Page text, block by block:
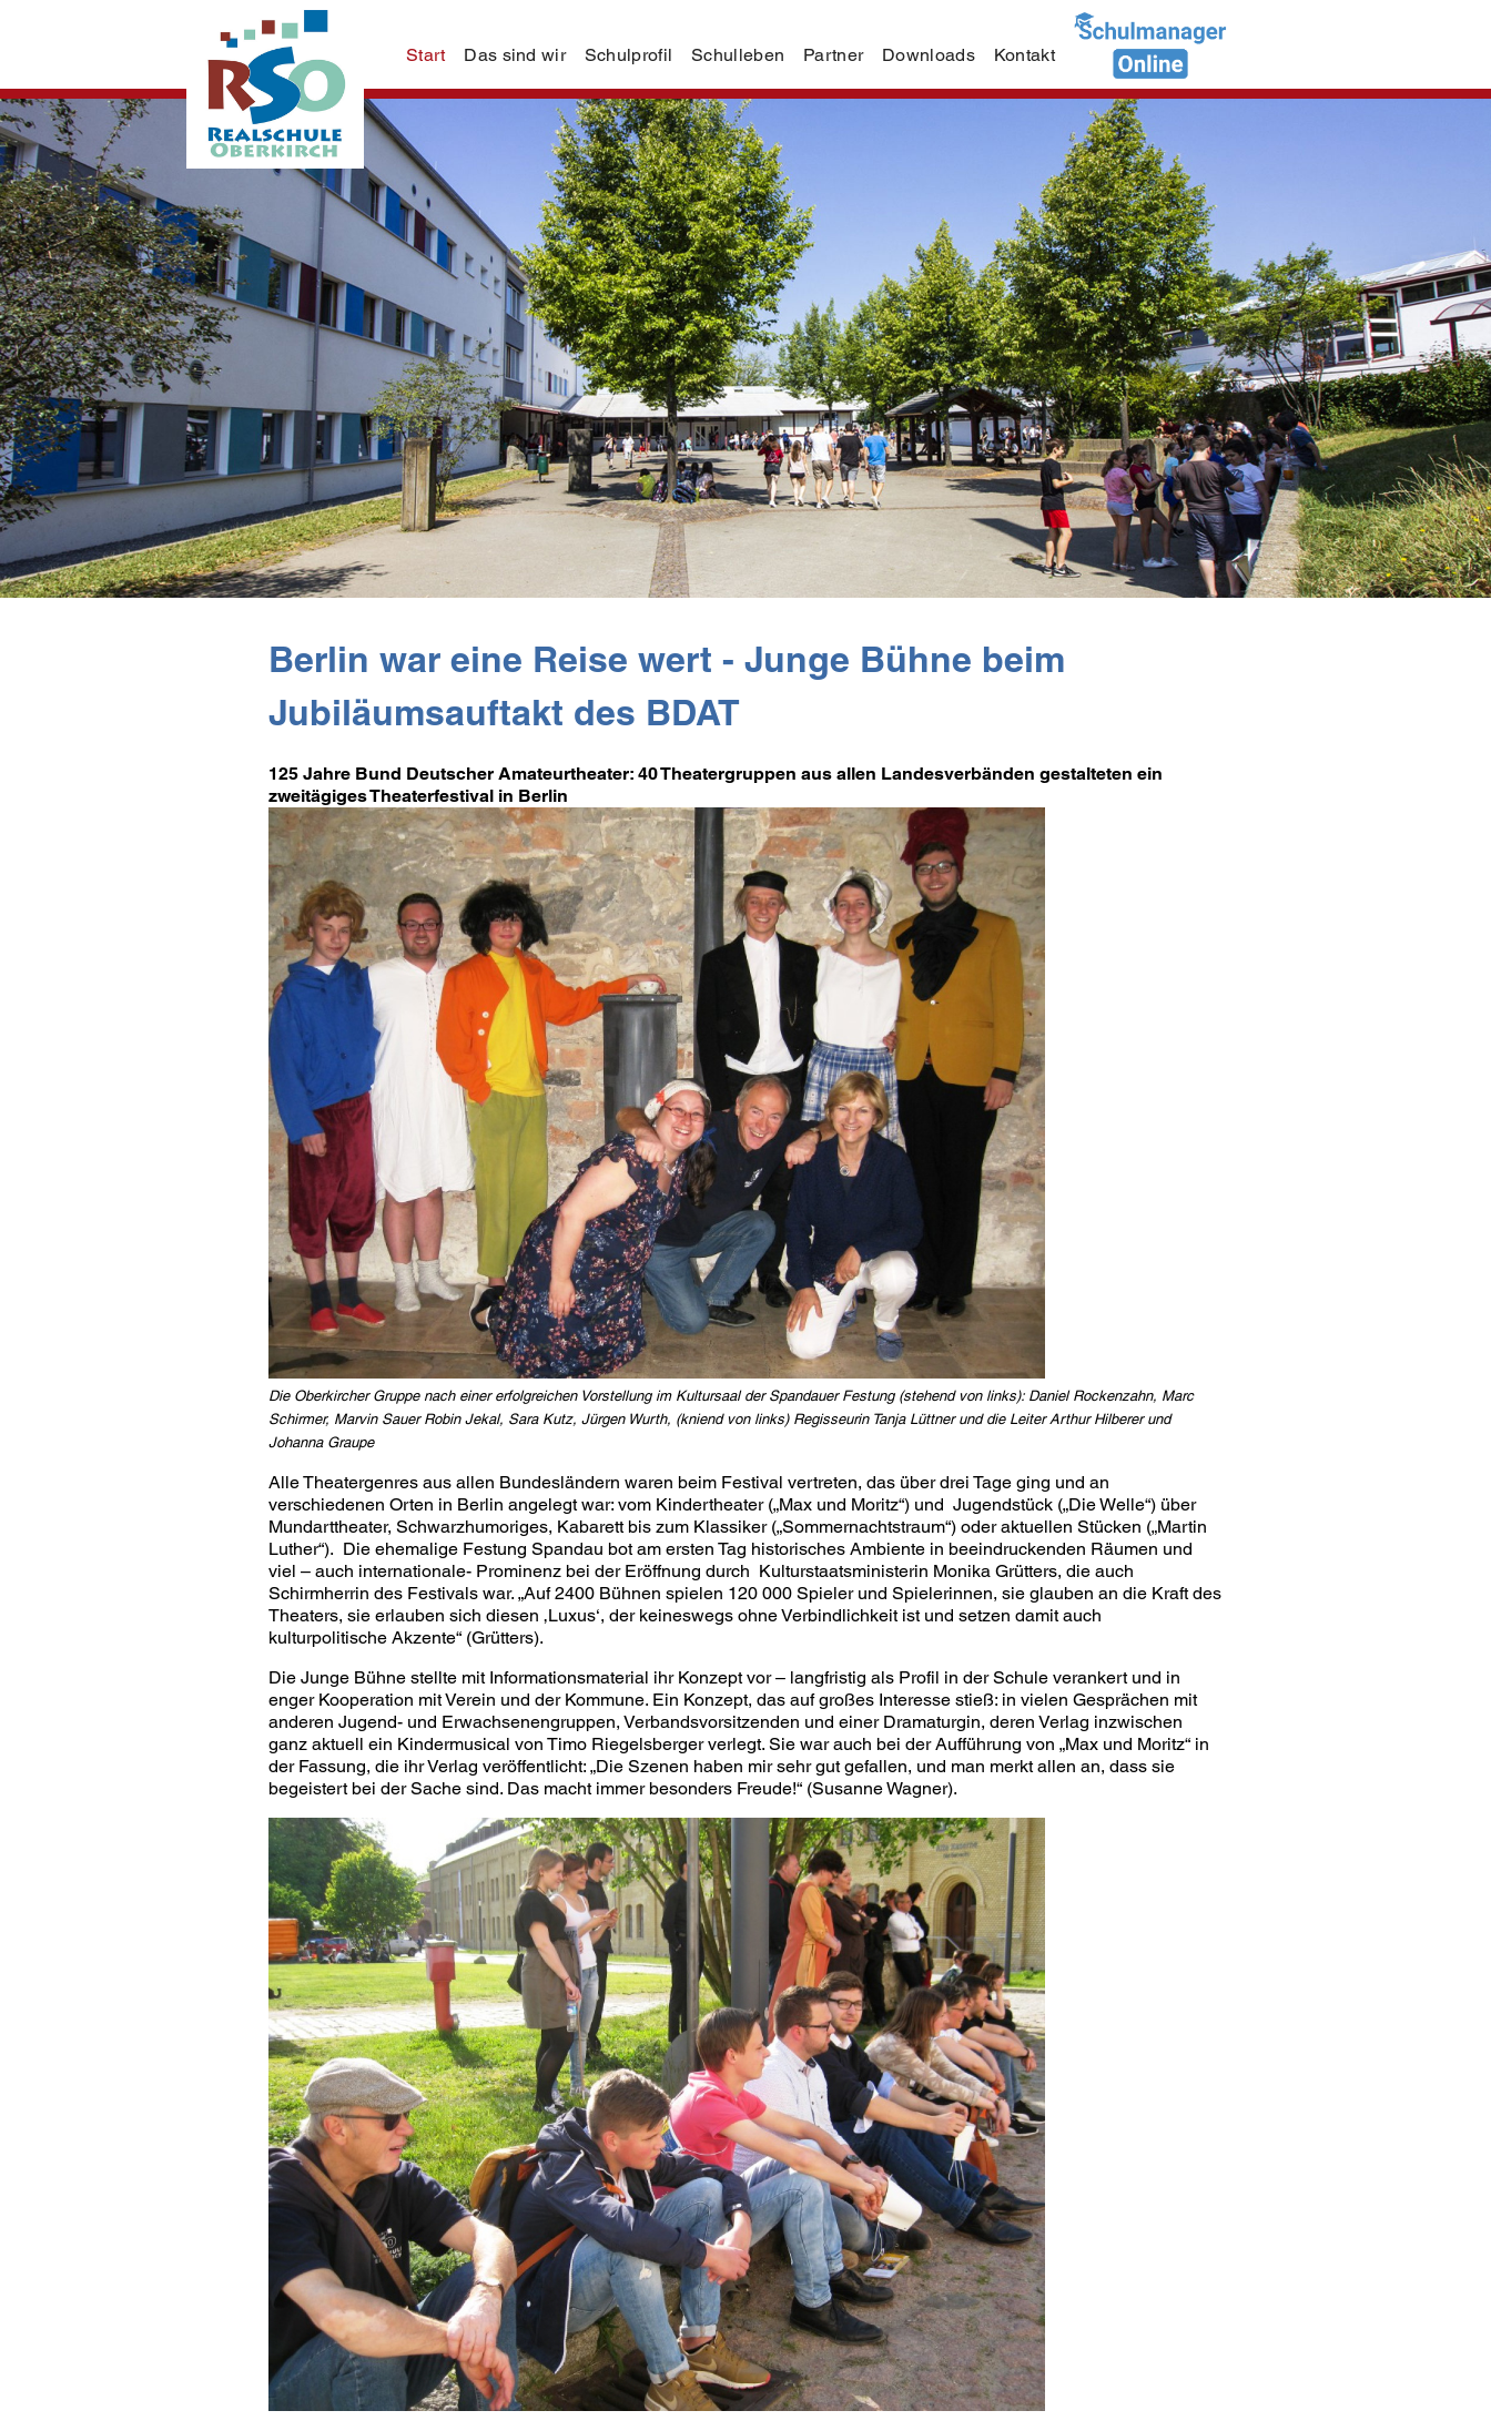
Start Das sind wir Schulprofil Schulleben Partner Downloads Kontakt
Berlin war eine Reise wert - Junge Bühne beim
Jubiläumsauftakt des BDAT
125 Jahre Bund Deutscher Amateurtheater: 40 Theatergruppen aus allen Landesverbänden gestalteten ein
zweitägiges Theaterfestival in Berlin
Die Oberkircher Gruppe nach einer erfolgreichen Vorstellung im Kultursaal der Spandauer Festung (stehend von links): Daniel Rockenzahn, Marc
Schirmer, Marvin Sauer Robin Jekal, Sara Kutz, Jürgen Wurth, (kniend von links) Regisseurin Tanja Lüttner und die Leiter Arthur Hilberer und
Johanna Graupe
Alle Theatergenres aus allen Bundesländern waren beim Festival vertreten, das über drei Tage ging und an
verschiedenen Orten in Berlin angelegt war: vom Kindertheater („Max und Moritz“) und Jugendstück („Die Welle“) über
Mundarttheater, Schwarzhumoriges, Kabarett bis zum Klassiker („Sommernachtstraum“) oder aktuellen Stücken („Martin
Luther“). Die ehemalige Festung Spandau bot am ersten Tag historisches Ambiente in beeindruckenden Räumen und
viel – auch internationale- Prominenz bei der Eröffnung durch Kulturstaatsministerin Monika Grütters, die auch
Schirmherrin des Festivals war. „Auf 2400 Bühnen spielen 120 000 Spieler und Spielerinnen, sie glauben an die Kraft des
Theaters, sie erlauben sich diesen ‚Luxus‘, der keineswegs ohne Verbindlichkeit ist und setzen damit auch
kulturpolitische Akzente“ (Grütters).
Die Junge Bühne stellte mit Informationsmaterial ihr Konzept vor – langfristig als Profil in der Schule verankert und in
enger Kooperation mit Verein und der Kommune. Ein Konzept, das auf großes Interesse stieß: in vielen Gesprächen mit
anderen Jugend- und Erwachsenengruppen, Verbandsvorsitzenden und einer Dramaturgin, deren Verlag inzwischen
ganz aktuell ein Kindermusical von Timo Riegelsberger verlegt. Sie war auch bei der Aufführung von „Max und Moritz“ in
der Fassung, die ihr Verlag veröffentlicht: „Die Szenen haben mir sehr gut gefallen, und man merkt allen an, dass sie
begeistert bei der Sache sind. Das macht immer besonders Freude!“ (Susanne Wagner).